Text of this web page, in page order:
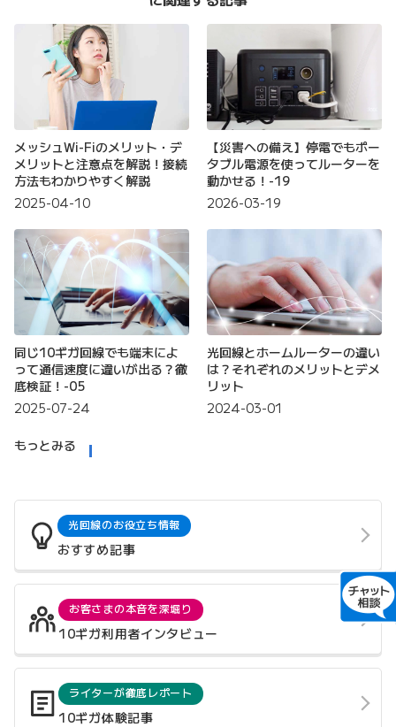
メッシュWi-Fiのメリット・デ
メリットと注意点を解説！接続
方法もわかりやすく解説
2025-04-10
【災害への備え】停電でもポー
タブル電源を使ってルーターを
動かせる！-19
2026-03-19
同じ10ギガ回線でも端末によ
って通信速度に違いが出る？徹
底検証！-05
2025-07-24
光回線とホームルーターの違い
は？それぞれのメリットとデメ
リット
2024-03-01
もっとみる
光回線のお役立ち情報
おすすめ記事
お客さまの本音を深堀り
10ギガ利用者インタビュー
ライターが徹底レポート
10ギガ体験記事